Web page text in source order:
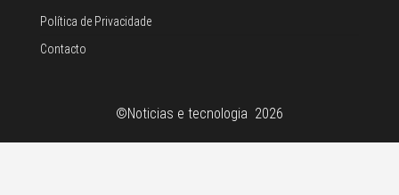
Política de Privacidade
Contacto
©Noticias e tecnologia 2026